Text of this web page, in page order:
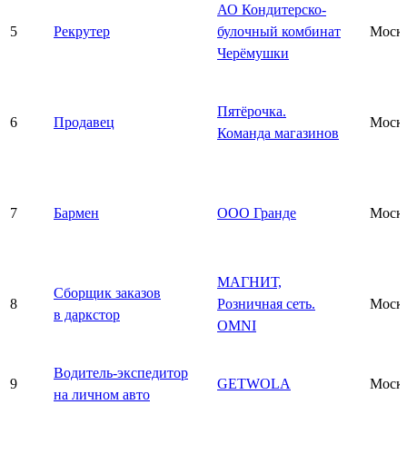
5 Рекрутер
АО Кондитерско-
булочный комбинат
Черёмушки
6 Продавец
Пятёрочка.
Команда магазинов
7 Бармен ООО Гранде
8
Сборщик заказов
в даркстор
МАГНИТ,
Розничная сеть.
OMNI
9
Водитель-экспедитор
на личном авто
GETWOLA